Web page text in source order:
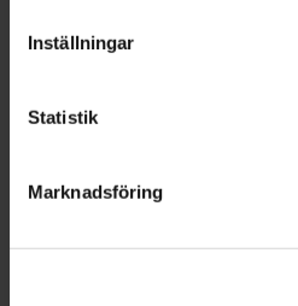
Inställningar
Statistik
Marknadsföring
Vad gäller saken?*